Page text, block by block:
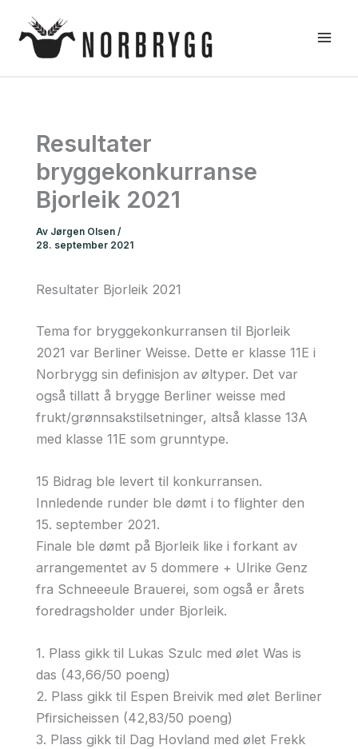
rett
Resultater
bryggekonkurranse
Bjorleik 2021
Av Jørgen Olsen /
28. september 2021
Resultater Bjorleik 2021
Tema for bryggekonkurransen til Bjorleik
2021 var Berliner Weisse. Dette er klasse 11E i
Norbrygg sin definisjon av øltyper. Det var
også tillatt å brygge Berliner weisse med
frukt/grønnsakstilsetninger, altså klasse 13A
med klasse 11E som grunntype.
15 Bidrag ble levert til konkurransen.
Innledende runder ble dømt i to flighter den
15. september 2021.
Finale ble dømt på Bjorleik like i forkant av
arrangementet av 5 dommere + Ulrike Genz
fra Schneeeule Brauerei, som også er årets
foredragsholder under Bjorleik.
1. Plass gikk til Lukas Szulc med ølet Was is
das (43,66/50 poeng)
2. Plass gikk til Espen Breivik med ølet Berliner
Pfirsicheissen (42,83/50 poeng)
3. Plass gikk til Dag Hovland med ølet Frekk